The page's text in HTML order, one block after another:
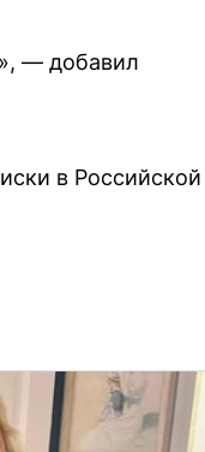
— добавил
в Российской